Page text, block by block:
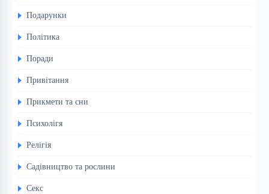
Подарунки
Політика
Поради
Привітання
Прикмети та сни
Психолігя
Релігія
Садівництво та рослини
Секс